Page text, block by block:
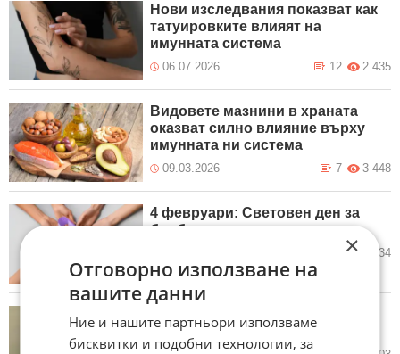
Нови изследвания показват как
татуировките влияят на
имунната система
06.07.2026 2 435
12
Видовете мазнини в храната
оказват силно влияние върху
имунната ни система
09.03.2026 3 448
7
4 февруари: Световен ден за
борба с рака
2 034
свързани с начина на живот
×
Отговорно използване на
вашите данни
Ние и нашите партньори използваме
бисквитки и подобни технологии, за